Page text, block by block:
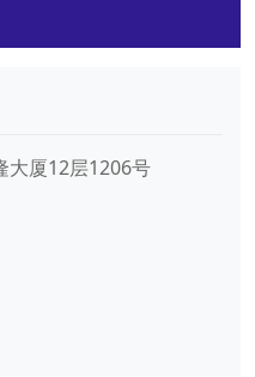
大厦12层1206号